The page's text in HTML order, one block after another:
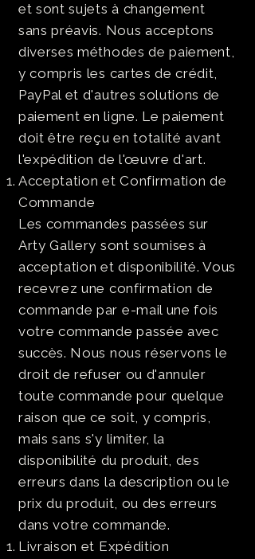
et sont sujets à changement
sans préavis. Nous acceptons
diverses méthodes de paiement,
y compris les cartes de crédit,
PayPal et d'autres solutions de
paiement en ligne. Le paiement
doit être reçu en totalité avant
l'expédition de l'œuvre d'art.
Acceptation et Confirmation de
Commande
Les commandes passées sur
Arty Gallery sont soumises à
acceptation et disponibilité. Vous
recevrez une confirmation de
commande par e-mail une fois
votre commande passée avec
succès. Nous nous réservons le
droit de refuser ou d'annuler
toute commande pour quelque
raison que ce soit, y compris,
mais sans s'y limiter, la
disponibilité du produit, des
erreurs dans la description ou le
prix du produit, ou des erreurs
dans votre commande.
Livraison et Expédition